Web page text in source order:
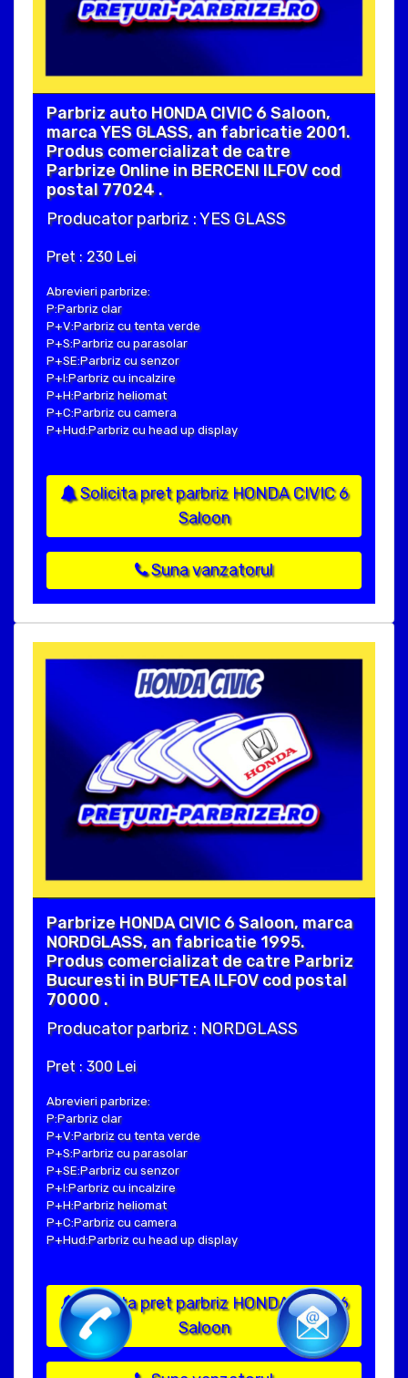
Parbriz auto HONDA CIVIC 6 Saloon,
marca YES GLASS, an fabricatie 2001.
Produs comercializat de catre
Parbrize Online in BERCENI ILFOV cod
postal 77024 .
Producator parbriz : YES GLASS
Pret : 230 Lei
Abrevieri parbrize:
P:Parbriz clar
P+V:Parbriz cu tenta verde
P+S:Parbriz cu parasolar
P+SE:Parbriz cu senzor
P+I:Parbriz cu incalzire
P+H:Parbriz heliomat
P+C:Parbriz cu camera
P+Hud:Parbriz cu head up display
Solicita pret parbriz HONDA CIVIC 6
Saloon
Suna vanzatorul
Parbrize HONDA CIVIC 6 Saloon, marca
NORDGLASS, an fabricatie 1995.
Produs comercializat de catre Parbriz
Bucuresti in BUFTEA ILFOV cod postal
70000 .
Producator parbriz : NORDGLASS
Pret : 300 Lei
Abrevieri parbrize:
P:Parbriz clar
P+V:Parbriz cu tenta verde
P+S:Parbriz cu parasolar
P+SE:Parbriz cu senzor
P+I:Parbriz cu incalzire
P+H:Parbriz heliomat
P+C:Parbriz cu camera
P+Hud:Parbriz cu head up display
Solicita pret parbriz HONDA CIVIC 6
Saloon